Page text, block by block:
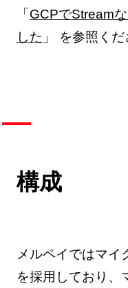
「 GCPでStream
した 」 を参照くだ
構成
メルペイではマイ
を採用しており、